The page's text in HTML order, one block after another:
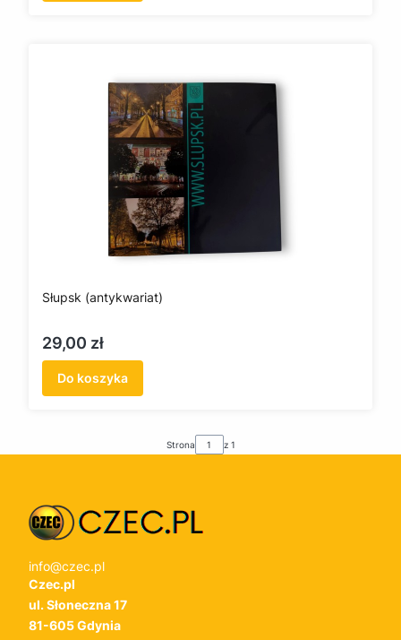
Słupsk (antykwariat)
Cena
29,00 zł
Do koszyka
Strona z 1
info@czec.pl
Czec.pl
ul. Słoneczna 17
81-605 Gdynia